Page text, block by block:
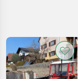
Kategorie 5